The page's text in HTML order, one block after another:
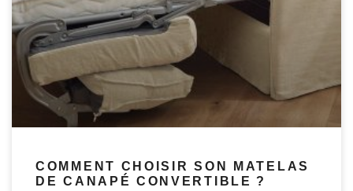
COMMENT CHOISIR SON MATELAS
DE CANAPÉ CONVERTIBLE ?